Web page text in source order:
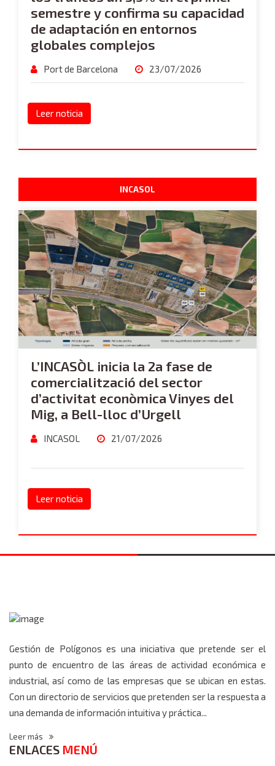
semestre y confirma su capacidad
de adaptación en entornos
globales complejos
Port de Barcelona 23/07/2026
Leer noticia
INCASOL
L’INCASÒL inicia la 2a fase de
comercialització del sector
d’activitat econòmica Vinyes del
Mig, a Bell-lloc d’Urgell
INCASOL 21/07/2026
Leer noticia
Gestión de Polígonos es una iniciativa que pretende ser el
punto de encuentro de las áreas de actividad económica e
industrial, así como de las empresas que se ubican en estas.
Con un directorio de servicios que pretenden ser la respuesta a
una demanda de información intuitiva y práctica...
Leer más
ENLACES MENÚ